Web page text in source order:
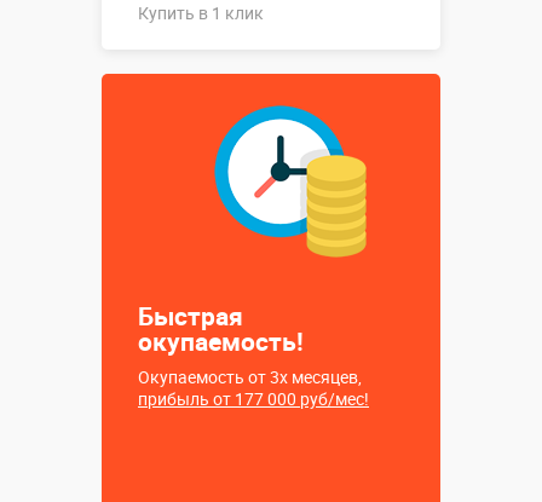
Купить в 1 клик
Быстрая
окупаемость!
Окупаемость от 3х месяцев,
прибыль от 177 000 руб/мес!